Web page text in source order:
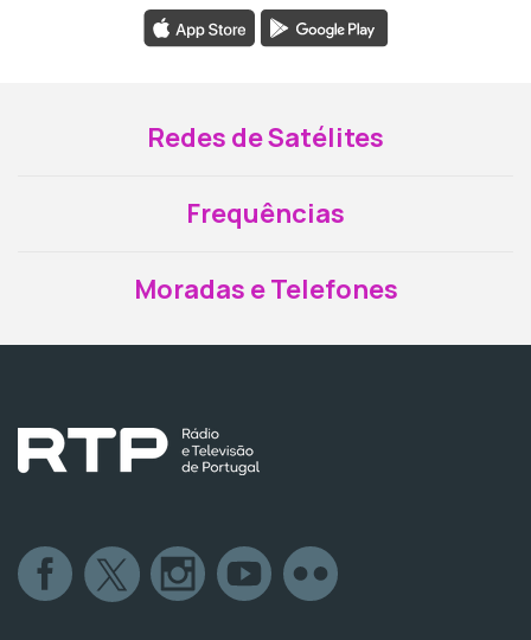
Redes de Satélites
Frequências
Moradas e Telefones